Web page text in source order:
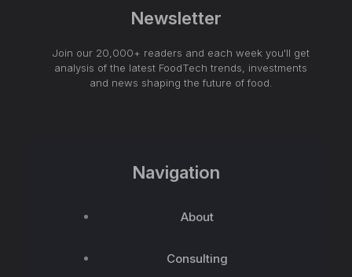
Newsletter
Join our 20,000+ readers and each week you'll get
analysis of the latest FoodTech trends, investments
and news shaping the future of food.
Navigation
About
Consulting